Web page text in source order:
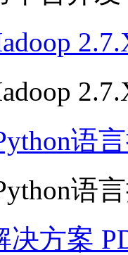
语
语
决方案